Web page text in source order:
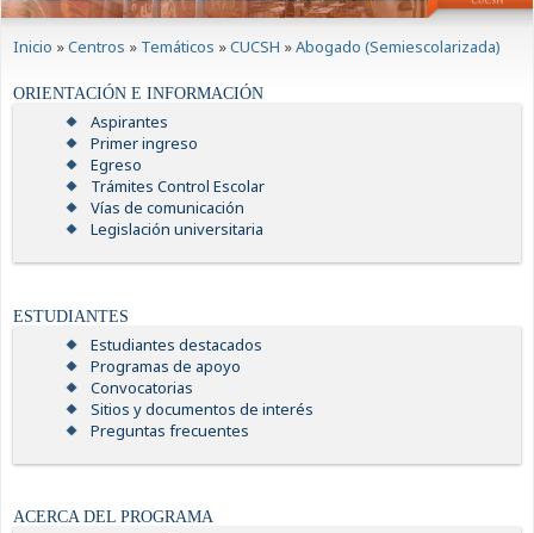
Inicio »Centros » Temáticos »CUCSH »Abogado (Semiescolarizada)
ORIENTACIÓN E INFORMACIÓN
Aspirantes
Primer ingreso
Egreso
Trámites Control Escolar
Vías de comunicación
Legislación universitaria
ESTUDIANTES
Estudiantes destacados
Programas de apoyo
Convocatorias
Sitios y documentos de interés
Preguntas frecuentes
ACERCA DEL PROGRAMA